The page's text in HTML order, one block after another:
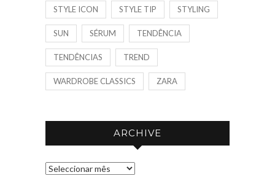
STYLE ICON STYLE TIP STYLING
SUN SÉRUM TENDÊNCIA
TENDÊNCIAS TREND
WARDROBE CLASSICS ZARA
ARCHIVE
A